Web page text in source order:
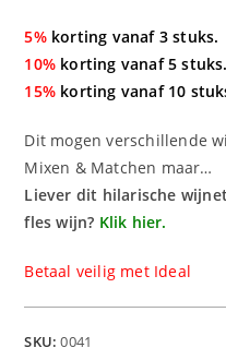
5% korting vanaf 3 stuks.
10% korting vanaf 5 stuks.
15% korting vanaf 10
Dit mogen verschillende
Mixen & Matchen maar…
Liever dit hilarische
fles wijn? Klik hier.
Betaal veilig met Ideal
SKU:0041